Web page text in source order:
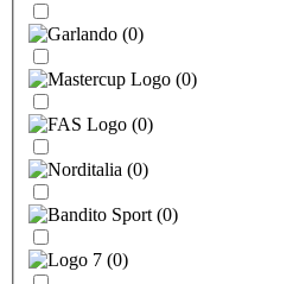
(0)
(0)
(0)
(0)
(0)
(0)